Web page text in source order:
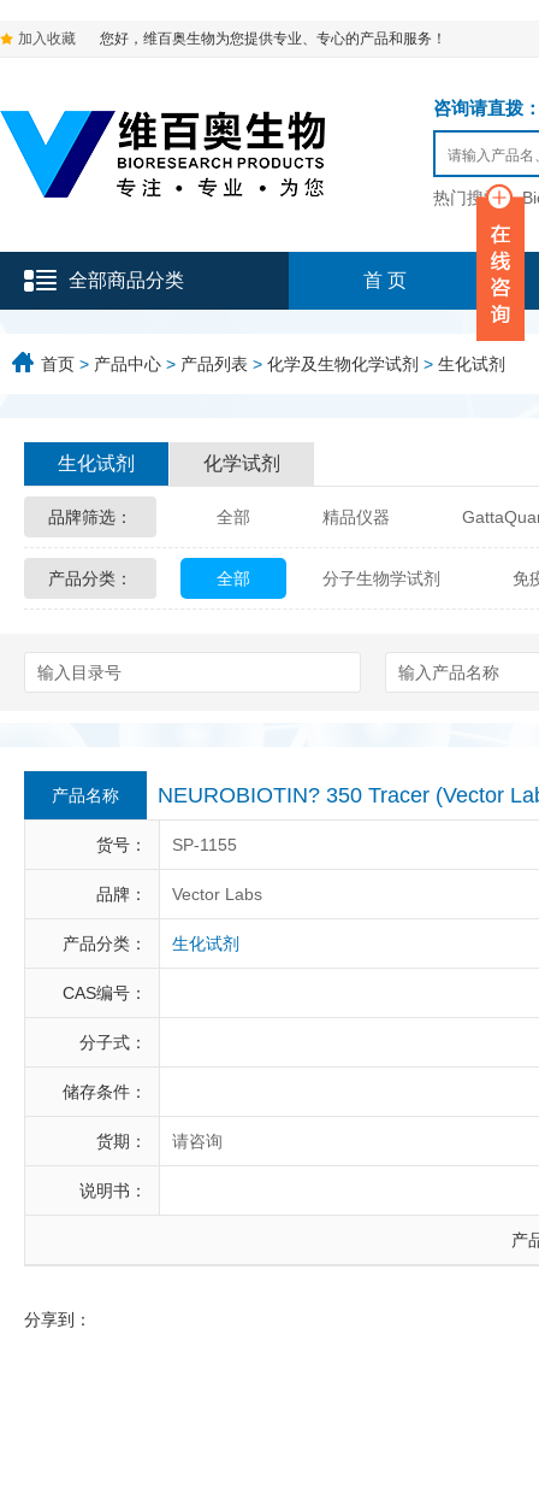
加入收藏 您好，维百奥生物为您提供专业、专心的产品和服务！
咨询请直拨
热门搜索：
全部商品分类 首 页
首页 > 产品中心 > 产品列表 > 化学及生物化学试剂 > 生化试剂
生化试剂 化学试剂
品牌筛选： 全部 精品仪器
Glycon Biochem Sterlitech
Berry & Associates
LGC Maine Standards
Abbexa AbD Serotec
产品分类： 全部 分子生物学试剂 免
产品名称 NEUROBIOTIN? 350 Tracer (Vector
货号： SP-1155
品牌： Vector Labs
产品分类： 生化试剂
CAS编号：
分子式：
储存条件：
货期： 请咨询
说明书：
产
分享到：